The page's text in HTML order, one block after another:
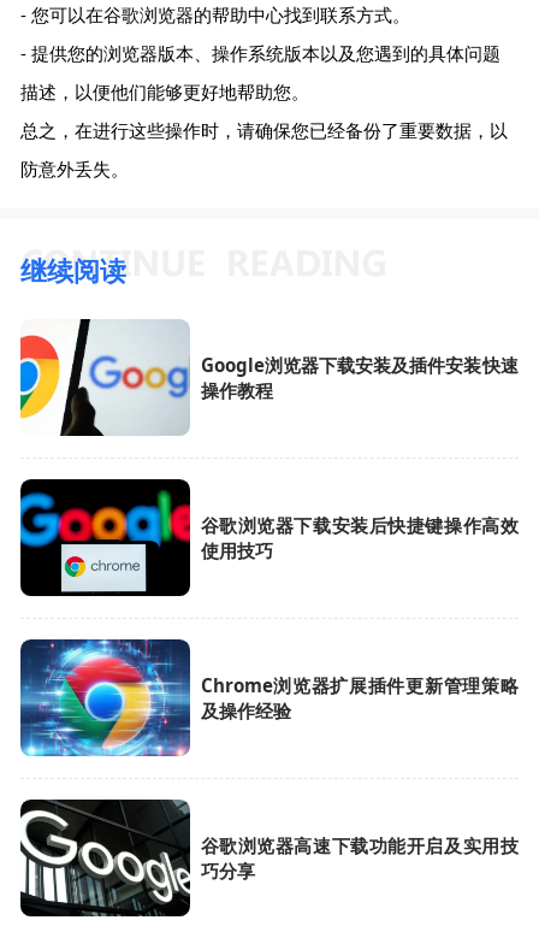
- 您可以在谷歌浏览器的帮助中心找到联系方式。
- 提供您的浏览器版本、操作系统版本以及您遇到的具体问题
描述，以便他们能够更好地帮助您。
总之，在进行这些操作时，请确保您已经备份了重要数据，以
防意外丢失。
继续阅读
Google浏览器下载安装及插件安装快速
操作教程
谷歌浏览器下载安装后快捷键操作高效
使用技巧
Chrome浏览器扩展插件更新管理策略
及操作经验
谷歌浏览器高速下载功能开启及实用技
巧分享